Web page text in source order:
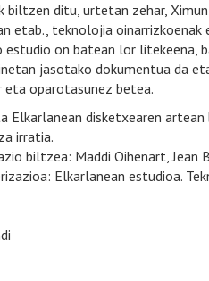
biltzen ditu, urtetan zehar,
etab., teknolojia oinarrizkoenak
estudio on batean lor litekeena,
jasotako dokumentua da
eta oparotasunez betea.
Elkarlanean disketxearen
irratia.
biltzea: Maddi Oihenart, Jean
Elkarlanean estudioa.